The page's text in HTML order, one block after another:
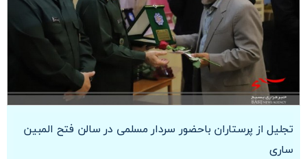
تجلیل از پرستاران باحضور سردار مسلمی در سالن فتح المبین
ساری